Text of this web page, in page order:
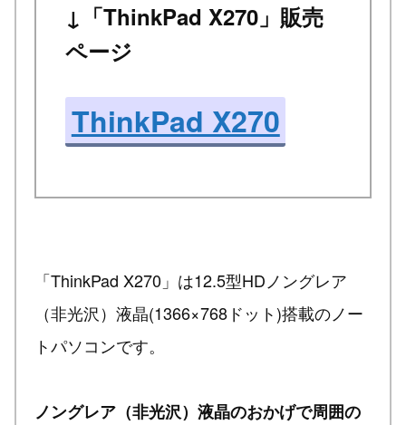
↓「ThinkPad X270」販売
ページ
ThinkPad X270
「ThinkPad X270」は12.5型HDノングレア
（非光沢）液晶(1366×768ドット)搭載のノー
トパソコンです。
ノングレア（非光沢）液晶のおかげで周囲の